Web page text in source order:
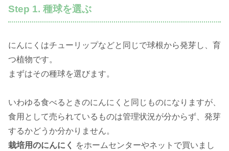
Step 1. 種球を選ぶ
にんにくはチューリップなどと同じで球根から発芽し、育
つ植物です。
まずはその種球を選びます。
いわゆる食べるときのにんにくと同じものになりますが、
食用として売られているものは管理状況が分からず、発芽
するかどうか分かりません。
栽培用のにんにく
をホームセンターやネットで買いまし